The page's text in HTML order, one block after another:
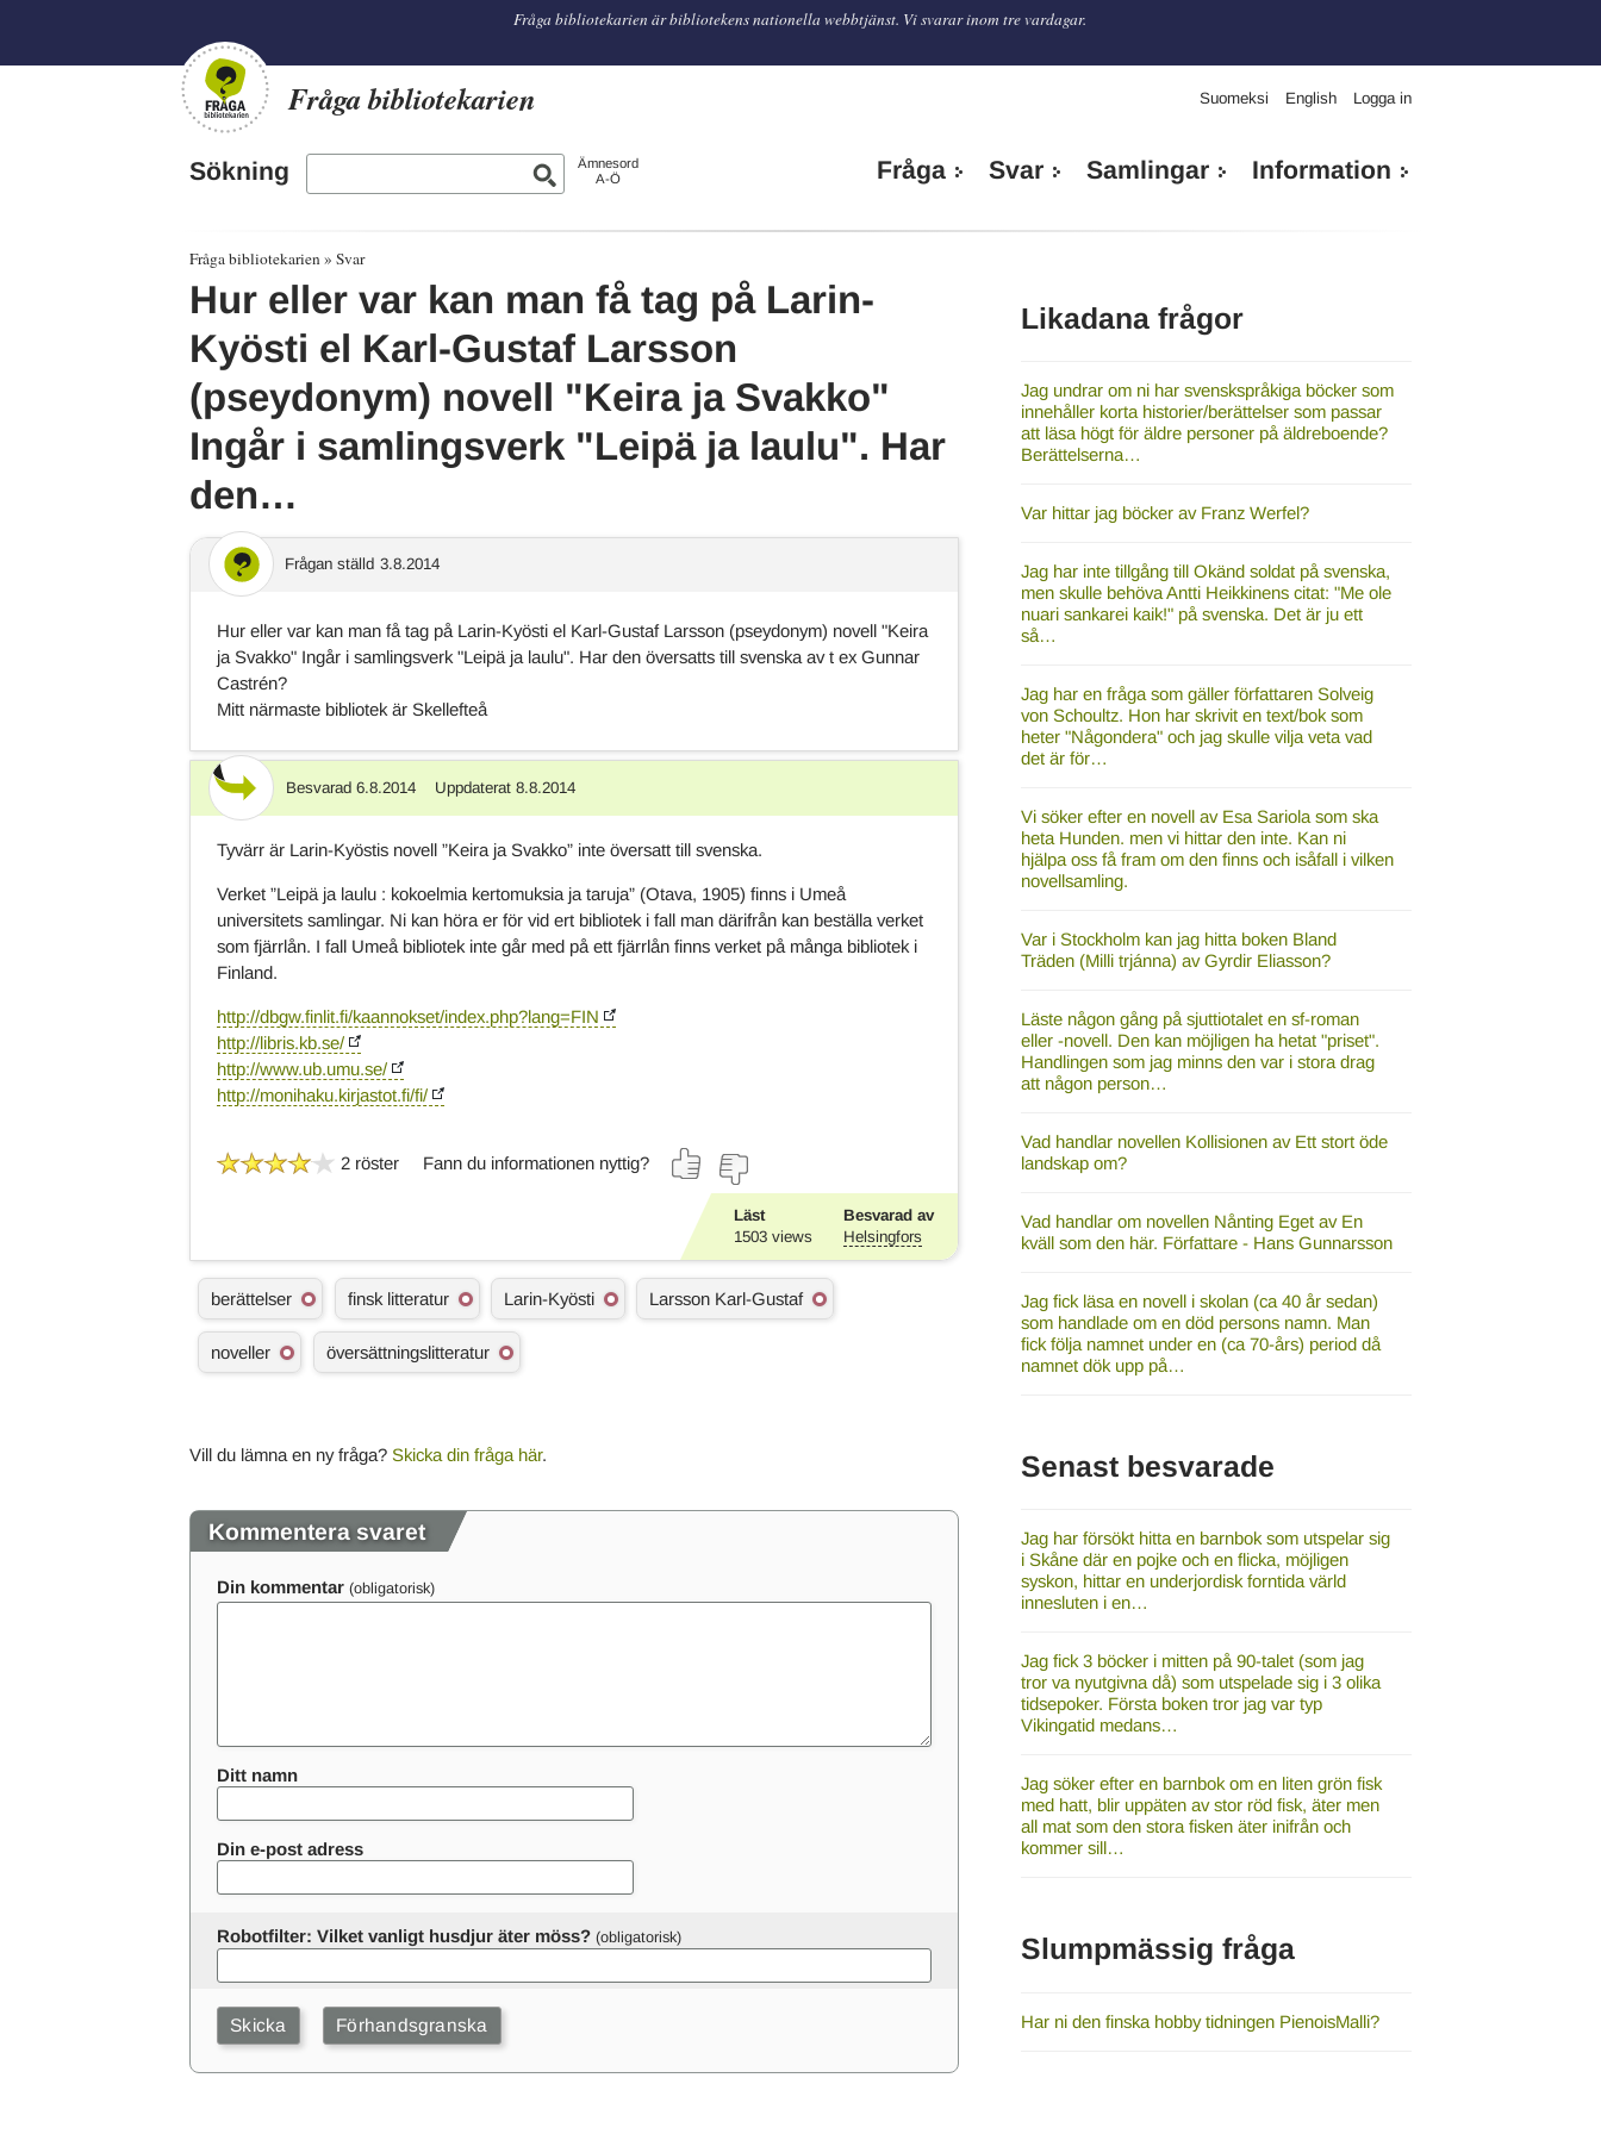
Fråga bibliotekarien är bibliotekens nationella webbtjänst. Vi svarar inom tre vardagar.
Fråga bibliotekarien Suomeksi English Logga in
Sökning
Ämnesord
A-Ö
Fråga Svar Samlingar Information
Fråga bibliotekarien Svar
Hur eller var kan man få tag på Larin-
Kyösti el Karl-Gustaf Larsson
(pseydonym) novell "Keira ja Svakko"
Ingår i samlingsverk "Leipä ja laulu". Har
den…
Frågan ställd 3.8.2014
Hur eller var kan man få tag på Larin-Kyösti el Karl-Gustaf Larsson (pseydonym) novell "Keira
ja Svakko" Ingår i samlingsverk "Leipä ja laulu". Har den översatts till svenska av t ex Gunnar
Castrén?
Mitt närmaste bibliotek är Skellefteå
Svar Besvarad 6.8.2014 Uppdaterat 8.8.2014
Tyvärr är Larin-Kyöstis novell ”Keira ja Svakko” inte översatt till svenska.
Verket ”Leipä ja laulu : kokoelmia kertomuksia ja taruja” (Otava, 1905) finns i Umeå
universitets samlingar. Ni kan höra er för vid ert bibliotek i fall man därifrån kan beställa verket
som fjärrlån. I fall Umeå bibliotek inte går med på ett fjärrlån finns verket på många bibliotek i
Finland.
http://dbgw.finlit.fi/kaannokset/index.php?lang=FIN
http://libris.kb.se/
http://www.ub.umu.se/
http://monihaku.kirjastot.fi/fi/
2 röster Fann du informationen nyttig?
Läst
1503views
Besvarad av
Helsingfors
Ä
m
n
s
berättelser finsk litteratur Larin-Kyösti Larsson Karl-Gustaf
noveller översättningslitteratur
Vill du lämna en ny fråga? Skicka din fråga här.
Kommentera svaret
Din kommentar
Ditt namn
Din e-post adress
Robotfilter: Vilket vanligt husdjur äter möss?
Likadana frågor
Jag undrar om ni har svenskspråkiga böcker som
innehåller korta historier/berättelser som passar
att läsa högt för äldre personer på äldreboende?
Berättelserna…
Var hittar jag böcker av Franz Werfel?
Jag har inte tillgång till Okänd soldat på svenska,
men skulle behöva Antti Heikkinens citat: "Me ole
nuari sankarei kaik!" på svenska. Det är ju ett
så…
Jag har en fråga som gäller författaren Solveig
von Schoultz. Hon har skrivit en text/bok som
heter "Någondera" och jag skulle vilja veta vad
det är för…
Vi söker efter en novell av Esa Sariola som ska
heta Hunden. men vi hittar den inte. Kan ni
hjälpa oss få fram om den finns och isåfall i vilken
novellsamling.
Var i Stockholm kan jag hitta boken Bland
Träden (Milli trjánna) av Gyrdir Eliasson?
Läste någon gång på sjuttiotalet en sf-roman
eller -novell. Den kan möjligen ha hetat "priset".
Handlingen som jag minns den var i stora drag
att någon person…
Vad handlar novellen Kollisionen av Ett stort öde
landskap om?
Vad handlar om novellen Nånting Eget av En
kväll som den här. Författare - Hans Gunnarsson
Jag fick läsa en novell i skolan (ca 40 år sedan)
som handlade om en död persons namn. Man
fick följa namnet under en (ca 70-års) period då
namnet dök upp på…
Senast besvarade
Jag har försökt hitta en barnbok som utspelar sig
i Skåne där en pojke och en flicka, möjligen
syskon, hittar en underjordisk forntida värld
innesluten i en…
Jag fick 3 böcker i mitten på 90-talet (som jag
tror va nyutgivna då) som utspelade sig i 3 olika
tidsepoker. Första boken tror jag var typ
Vikingatid medans…
Jag söker efter en barnbok om en liten grön fisk
med hatt, blir uppäten av stor röd fisk, äter men
all mat som den stora fisken äter inifrån och
kommer sill…
Slumpmässig fråga
Har ni den finska hobby tidningen PienoisMalli?